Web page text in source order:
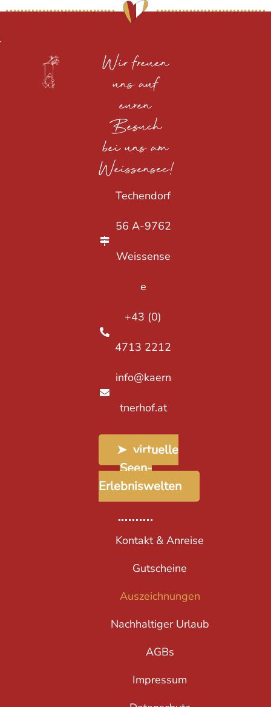
Wir freuen
uns auf
euren
Besuch
bei uns am
Weissensee!
Techendorf
56 A-9762
Weissense
e
+43 (0)
4713 2212
info@kaern
tnerhof.at
➤ virtuelle
Seen-
Erlebniswelten
Kontakt & Anreise
Gutscheine
Auszeichnungen
Nachhaltiger Urlaub
AGBs
Impressum